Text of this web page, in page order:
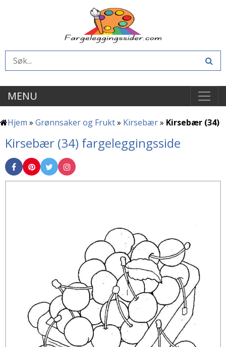
MENU
Hjem » Grønnsaker og Frukt» Kirsebær» Kirsebær (34)
Kirsebær (34) fargeleggingsside